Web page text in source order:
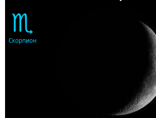
♏
Скорпион